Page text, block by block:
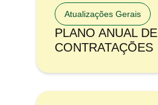
Atualizações Gerais
PLANO ANUAL DE
CONTRATAÇÕES